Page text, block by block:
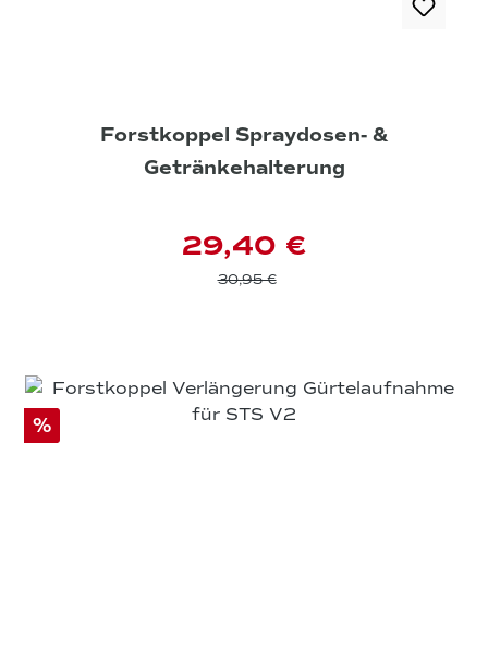
Forstkoppel Spraydosen- &
Getränkehalterung
29,40 €
30,95 €
%